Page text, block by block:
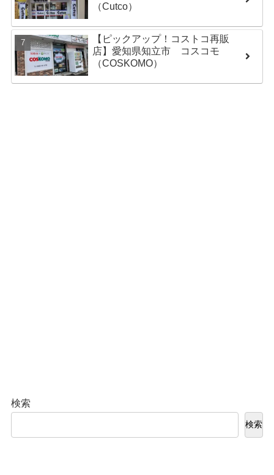
（Cutco）
【ピックアップ！コストコ再販
店】愛知県知立市 コスコモ
（COSKOMO）
検索
検索